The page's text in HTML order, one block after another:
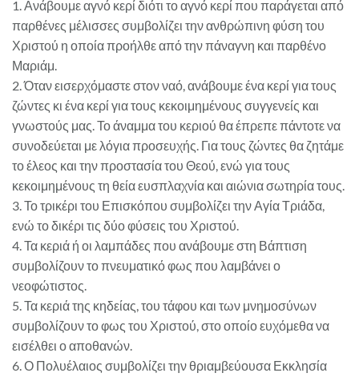
1. Ανάβουμε αγνό κερί διότι το αγνό κερί που παράγεται από
παρθένες μέλισσες συμβολίζει την ανθρώπινη φύση του
Χριστού η οποία προήλθε από την πάναγνη και παρθένο
Μαριάμ.
2. Όταν εισερχόμαστε στον ναό, ανάβουμε ένα κερί για τους
ζώντες κι ένα κερί για τους κεκοιμημένους συγγενείς και
γνωστούς μας. Το άναμμα του κεριού θα έπρεπε πάντοτε να
συνοδεύεται με λόγια προσευχής. Για τους ζώντες θα ζητάμε
το έλεος και την προστασία του Θεού, ενώ για τους
κεκοιμημένους τη θεία ευσπλαχνία και αιώνια σωτηρία τους.
3. Το τρικέρι του Επισκόπου συμβολίζει την Αγία Τριάδα,
ενώ το δικέρι τις δύο φύσεις του Χριστού.
4. Τα κεριά ή οι λαμπάδες που ανάβουμε στη Βάπτιση
συμβολίζουν το πνευματικό φως που λαμβάνει ο
νεοφώτιστος.
5. Τα κεριά της κηδείας, του τάφου και των μνημοσύνων
συμβολίζουν το φως του Χριστού, στο οποίο ευχόμεθα να
εισέλθει ο αποθανών.
6. Ο Πολυέλαιος συμβολίζει την θριαμβεύουσα Εκκλησία